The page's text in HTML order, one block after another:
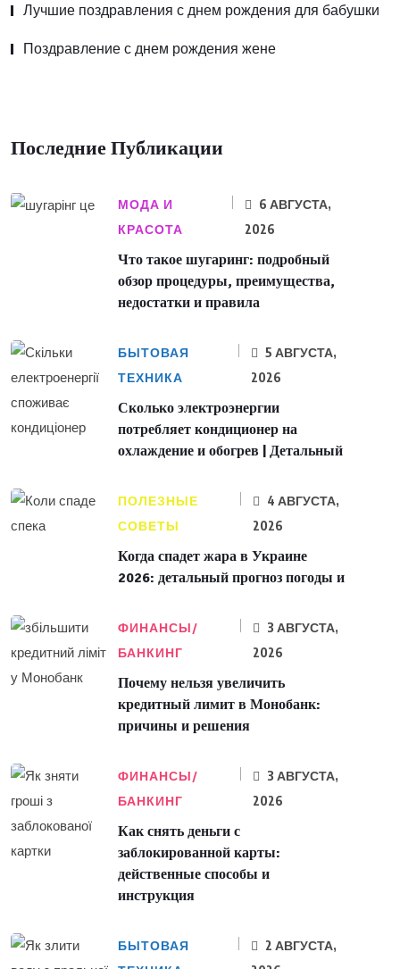
Лучшие поздравления с днем рождения для бабушки
Поздравление с днем рождения жене
Последние Публикации
МОДА И
КРАСОТА
6 АВГУСТА,
2026
Что такое шугаринг: подробный
обзор процедуры, преимущества,
недостатки и правила
БЫТОВАЯ
ТЕХНИКА
5 АВГУСТА,
2026
Сколько электроэнергии
потребляет кондиционер на
охлаждение и обогрев | Детальный
ПОЛЕЗНЫЕ
СОВЕТЫ
4 АВГУСТА,
2026
Когда спадет жара в Украине
2026: детальный прогноз погоды и
ФИНАНСЫ/
БАНКИНГ
3 АВГУСТА,
2026
Почему нельзя увеличить
кредитный лимит в Монобанк:
причины и решения
ФИНАНСЫ/
БАНКИНГ
3 АВГУСТА,
2026
Как снять деньги с
заблокированной карты:
действенные способы и
инструкция
БЫТОВАЯ
2 АВГУСТА,